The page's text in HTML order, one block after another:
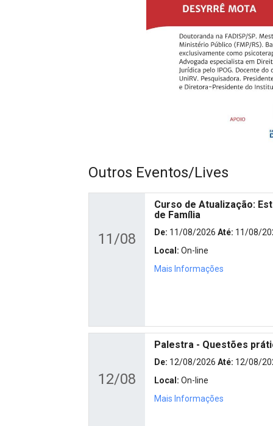
Outros Eventos/Lives
11/08
Curso de Atualização:
de Família
De: 11/08/2026 Até: 11/08/
Local: On-line
Mais Informações
12/08
Palestra - Questões
De: 12/08/2026 Até: 12/08/
Local: On-line
Mais Informações